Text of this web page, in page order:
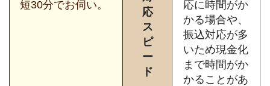
短30分でお伺い。
応
ス
ピ
ー
ド
応に時間がか
かる場合や、
振込対応が多
いため現金化
まで時間がか
かることがあ